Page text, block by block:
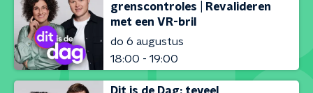
grenscontroles | Revalideren
met een VR-bril
do 6 augustus
18:00 - 19:00
Dit is de Dag: teveel